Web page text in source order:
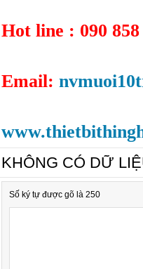
Hot line : 090 858
Email:
KHÔNG CÓ DỮ
Số ký tự được gõ là 250